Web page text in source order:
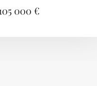
000 €